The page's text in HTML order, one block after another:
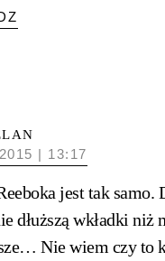
| 13:17
jest tak samo.
dłuższą wkładki niż
Nie wiem czy to